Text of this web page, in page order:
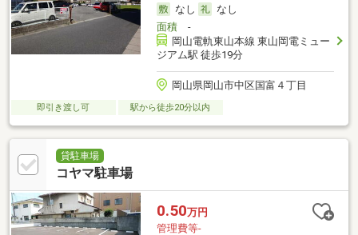
なし
なし
面積-
岡山電軌東山本線 東山岡電ミュー
ジアム駅 徒歩19分
岡山県岡山市中区国富４丁目
即引き渡し可 駅から徒歩20分以内
貸駐車場
コヤマ駐車場
0.50万円
管理費等-